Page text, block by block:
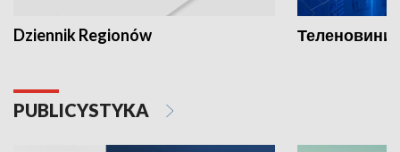
Dziennik Regionów Теленовини
PUBLICYSTYKA